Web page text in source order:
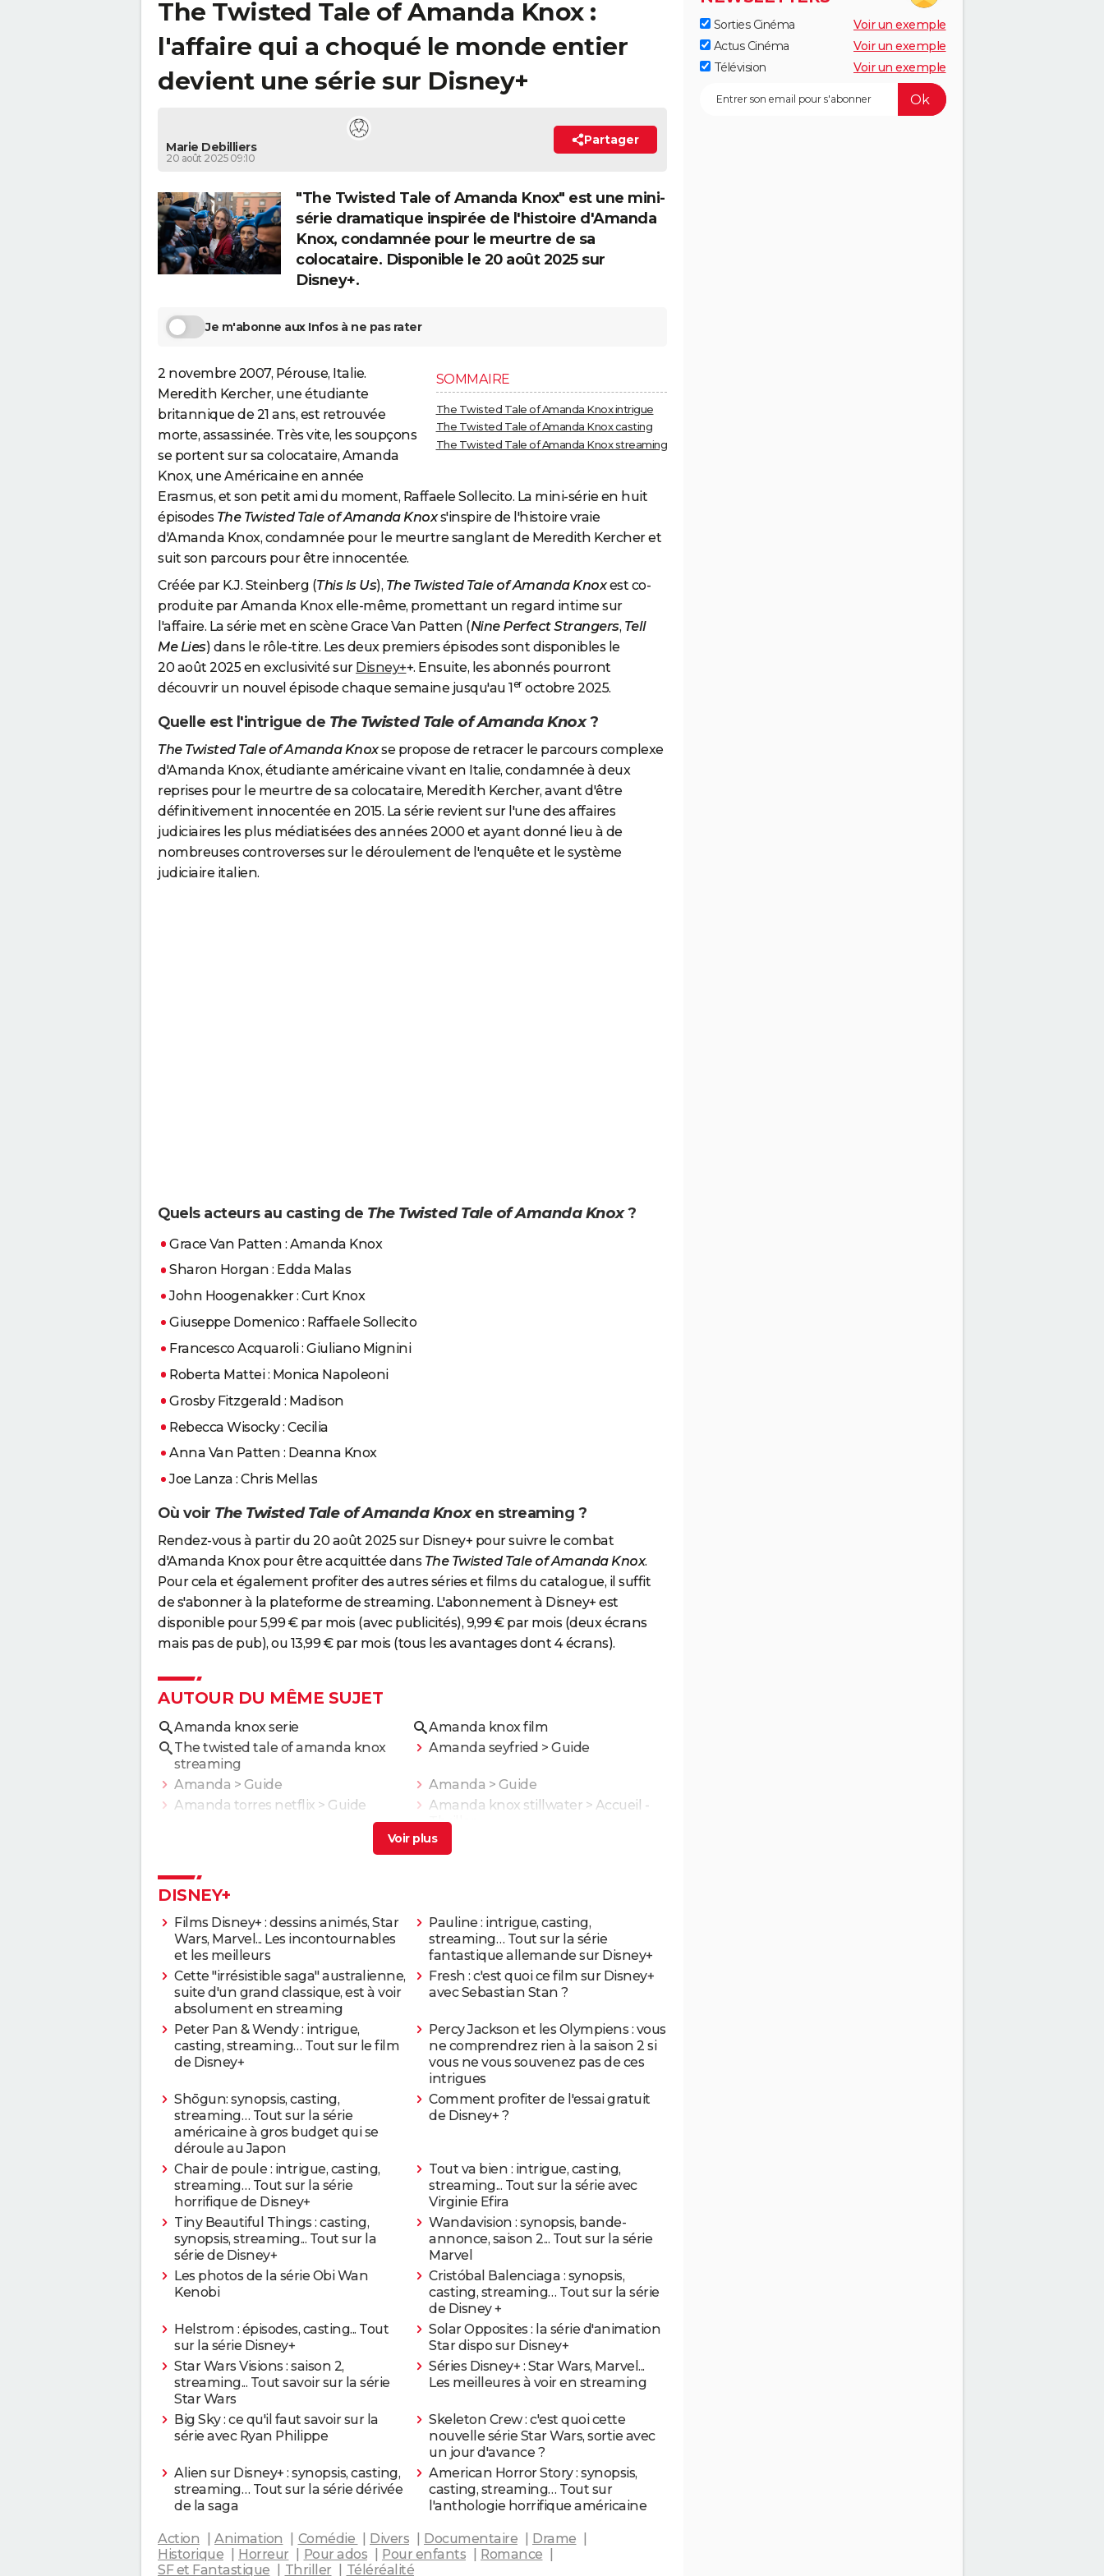
The Twisted Tale of Amanda Knox :
l'affaire qui a choqué le monde entier
devient une série sur Disney+
Marie Debilliers
20 août 2025 09:10
Partager
"The Twisted Tale of Amanda Knox" est une mini-
série dramatique inspirée de l'histoire d'Amanda
Knox, condamnée pour le meurtre de sa
colocataire. Disponible le 20 août 2025 sur
Disney+.
Je m'abonne aux Infos à ne pas rater
SOMMAIRE
The Twisted Tale of Amanda Knox intrigue
The Twisted Tale of Amanda Knox casting
The Twisted Tale of Amanda Knox streaming
2 novembre 2007, Pérouse, Italie.
Meredith Kercher, une étudiante
britannique de 21 ans, est retrouvée
morte, assassinée. Très vite, les soupçons
se portent sur sa colocataire, Amanda
Knox, une Américaine en année
Erasmus, et son petit ami du moment, Raffaele Sollecito. La mini-série en huit
épisodes The Twisted Tale of Amanda Knoxs'inspire de l'histoire vraie
d'Amanda Knox, condamnée pour le meurtre sanglant de Meredith Kercher et
suit son parcours pour être innocentée.
Créée par K.J. Steinberg (This Is Us), The Twisted Tale of Amanda Knoxest co-
produite par Amanda Knox elle-même, promettant un regard intime sur
l'affaire. La série met en scène Grace Van Patten (Nine Perfect Strangers, Tell
Me Lies) dans le rôle-titre. Les deux premiers épisodes sont disponibles le
20 août 2025 en exclusivité sur Disney++. Ensuite, les abonnés pourront
découvrir un nouvel épisode chaque semaine jusqu'au 1 er octobre 2025.
Quelle est l'intrigue de The Twisted Tale of Amanda Knox?
The Twisted Tale of Amanda Knoxse propose de retracer le parcours complexe
d'Amanda Knox, étudiante américaine vivant en Italie, condamnée à deux
reprises pour le meurtre de sa colocataire, Meredith Kercher, avant d'être
définitivement innocentée en 2015. La série revient sur l'une des affaires
judiciaires les plus médiatisées des années 2000 et ayant donné lieu à de
nombreuses controverses sur le déroulement de l'enquête et le système
judiciaire italien.
Quels acteurs au casting de The Twisted Tale of Amanda Knox?
Grace Van Patten : Amanda Knox
Sharon Horgan : Edda Malas
John Hoogenakker : Curt Knox
Giuseppe Domenico : Raffaele Sollecito
Francesco Acquaroli : Giuliano Mignini
Roberta Mattei : Monica Napoleoni
Grosby Fitzgerald : Madison
Rebecca Wisocky : Cecilia
Anna Van Patten : Deanna Knox
Joe Lanza : Chris Mellas
Où voir The Twisted Tale of Amanda Knoxen streaming ?
Rendez-vous à partir du 20 août 2025 sur Disney+ pour suivre le combat
d'Amanda Knox pour être acquittée dans The Twisted Tale of Amanda Knox.
Pour cela et également profiter des autres séries et films du catalogue, il suffit
de s'abonner à la plateforme de streaming. L'abonnement à Disney+ est
disponible pour 5,99 € par mois (avec publicités), 9,99 € par mois (deux écrans
mais pas de pub), ou 13,99 € par mois (tous les avantages dont 4 écrans).
AUTOUR DU MÊME SUJET
Amanda knox serie
Amanda knox film
The twisted tale of amanda knox
streaming
Amanda seyfried > Guide
Amanda > Guide Amanda > Guide
Amanda torres netflix > Guide Amanda knox stillwater > Accueil -
Thriller
DISNEY+
Films Disney+ : dessins animés, Star
Wars, Marvel... Les incontournables
et les meilleurs
Pauline : intrigue, casting,
streaming… Tout sur la série
fantastique allemande sur Disney+
Cette "irrésistible saga" australienne,
suite d'un grand classique, est à voir
absolument en streaming
Fresh : c'est quoi ce film sur Disney+
avec Sebastian Stan ?
Peter Pan & Wendy : intrigue,
casting, streaming… Tout sur le film
de Disney+
Percy Jackson et les Olympiens : vous
ne comprendrez rien à la saison 2 si
vous ne vous souvenez pas de ces
intrigues
Shōgun: synopsis, casting,
streaming… Tout sur la série
américaine à gros budget qui se
déroule au Japon
Comment profiter de l'essai gratuit
de Disney+ ?
Chair de poule : intrigue, casting,
streaming… Tout sur la série
horrifique de Disney+
Tout va bien : intrigue, casting,
streaming... Tout sur la série avec
Virginie Efira
Tiny Beautiful Things : casting,
synopsis, streaming... Tout sur la
série de Disney+
Wandavision : synopsis, bande-
annonce, saison 2... Tout sur la série
Marvel
Les photos de la série Obi Wan
Kenobi
Cristóbal Balenciaga : synopsis,
casting, streaming… Tout sur la série
de Disney +
Helstrom : épisodes, casting... Tout
sur la série Disney+
Solar Opposites : la série d'animation
Star dispo sur Disney+
Star Wars Visions : saison 2,
streaming... Tout savoir sur la série
Star Wars
Séries Disney+ : Star Wars, Marvel...
Les meilleures à voir en streaming
Big Sky : ce qu'il faut savoir sur la
série avec Ryan Philippe
Skeleton Crew : c'est quoi cette
nouvelle série Star Wars, sortie avec
un jour d'avance ?
Alien sur Disney+ : synopsis, casting,
streaming… Tout sur la série dérivée
de la saga
American Horror Story : synopsis,
casting, streaming… Tout sur
l'anthologie horrifique américaine
Action Animation Comédie Divers Documentaire
Drame
Historique
Horreur Pour ados Pour enfants
Romance
SF et Fantastique
Thriller Téléréalité
Sorties Cinéma
Voir un exemple
Actus Cinéma
Voir un exemple
Télévision
Voir un exemple